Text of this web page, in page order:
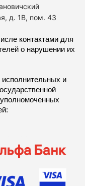
д. 1В, пом. 43
контактами для
о нарушении их
и